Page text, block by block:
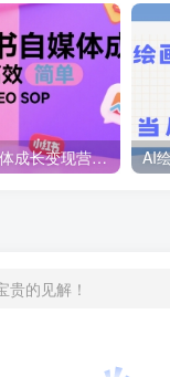
21天小红书自媒体成长变现营，高效 简单 AIGC SEO SOP
贵的见解！